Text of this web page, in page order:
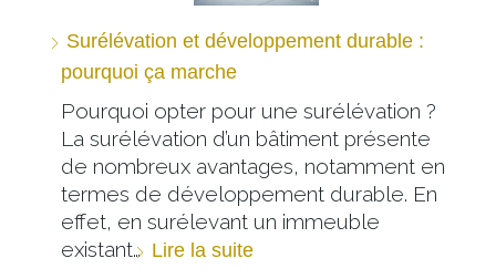
Surélévation et développement durable :
pourquoi ça marche
Pourquoi opter pour une surélévation ?
La surélévation d’un bâtiment présente
de nombreux avantages, notamment en
termes de développement durable. En
effet, en surélevant un immeuble
existant… Lire la suite